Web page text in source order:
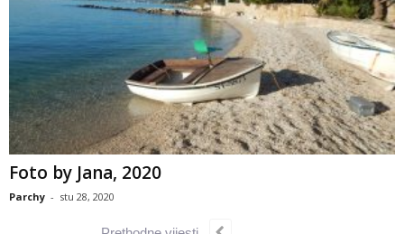
Foto by Jana, 2020
Parchy - stu 28, 2020